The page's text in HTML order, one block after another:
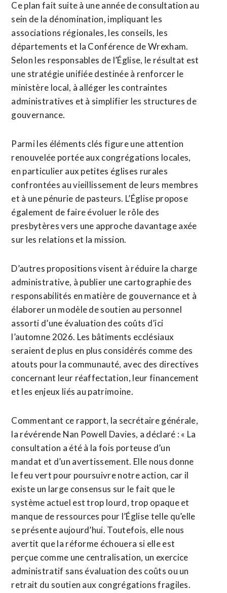
Ce plan fait suite à une année de consultation au
sein de la dénomination, impliquant les
associations régionales, les conseils, les
départements et la Conférence de Wrexham.
Selon les responsables de l’Église, le résultat est
une stratégie unifiée destinée à renforcer le
ministère local, à alléger les contraintes
administratives et à simplifier les structures de
gouvernance.
Parmi les éléments clés figure une attention
renouvelée portée aux congrégations locales,
en particulier aux petites églises rurales
confrontées au vieillissement de leurs membres
et à une pénurie de pasteurs. L’Église propose
également de faire évoluer le rôle des
presbytères vers une approche davantage axée
sur les relations et la mission.
D’autres propositions visent à réduire la charge
administrative, à publier une cartographie des
responsabilités en matière de gouvernance et à
élaborer un modèle de soutien au personnel
assorti d’une évaluation des coûts d’ici
l’automne 2026. Les bâtiments ecclésiaux
seraient de plus en plus considérés comme des
atouts pour la communauté, avec des directives
concernant leur réaffectation, leur financement
et les enjeux liés au patrimoine.
Commentant ce rapport, la secrétaire générale,
la révérende Nan Powell Davies, a déclaré : « La
consultation a été à la fois porteuse d’un
mandat et d’un avertissement. Elle nous donne
le feu vert pour poursuivre notre action, car il
existe un large consensus sur le fait que le
système actuel est trop lourd, trop opaque et
manque de ressources pour l’Église telle qu’elle
se présente aujourd’hui. Toutefois, elle nous
avertit que la réforme échouera si elle est
perçue comme une centralisation, un exercice
administratif sans évaluation des coûts ou un
retrait du soutien aux congrégations fragiles.